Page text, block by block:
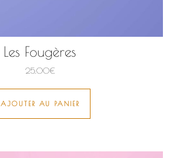
Les Fougères
25,00€
AJOUTER AU PANIER